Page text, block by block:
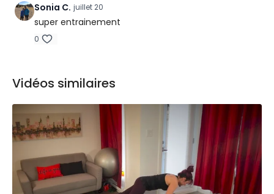
Écarté couché (Fly pour pecs)
Flexion des coudes (supination à pronation)
Dips
Arnold Press
ÉQUIPEMENTS REQUIS
Tapis de sol
Ballon suisse (facultatif)
Sonia C. juillet 20
super entrainement
0
Vidéos similaires